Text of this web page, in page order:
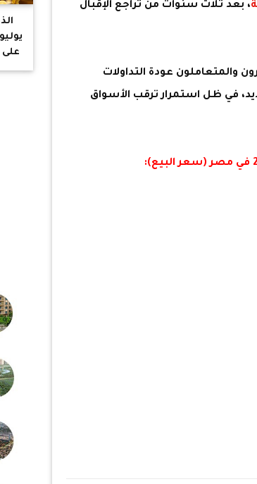
، بعد ثلاث سنوات من تراجع الإقبال
والمتعاملون عودة التداولات
في ظل استمرار ترقب الأسواق